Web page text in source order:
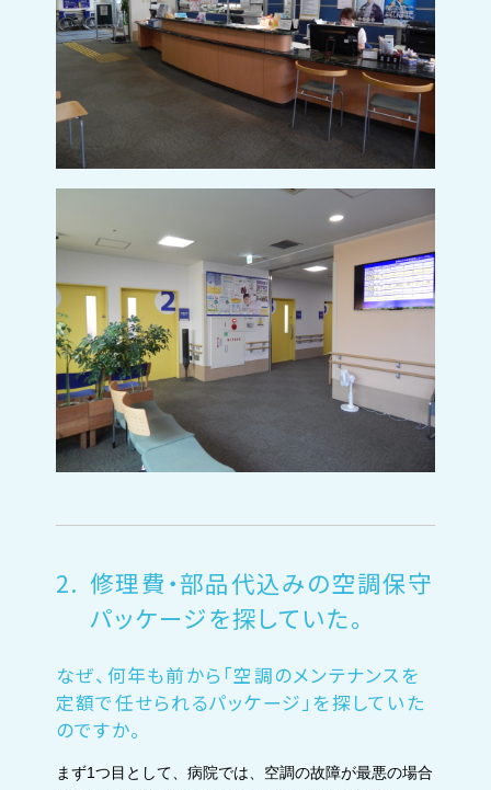
2. 修理費・部品代込みの空調保守
パッケージを探していた。
なぜ、何年も前から「空調のメンテナンスを
定額で任せられるパッケージ」を探していた
のですか。
まず1つ目として、病院では、空調の故障が最悪の場合